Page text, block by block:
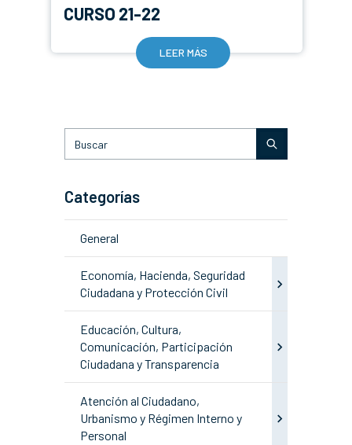
CURSO 21-22
LEER MÁS
Categorías
General
Economía, Hacienda, Seguridad
Ciudadana y Protección Civil
Educación, Cultura,
Comunicación, Participación
Ciudadana y Transparencia
Atención al Ciudadano,
Urbanismo y Régimen Interno y
Personal